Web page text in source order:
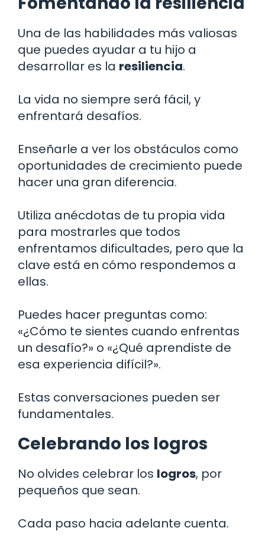
Una de las habilidades más valiosas
que puedes ayudar a tu hijo a
desarrollar es la resiliencia.
La vida no siempre será fácil, y
enfrentará desafíos.
Enseñarle a ver los obstáculos como
oportunidades de crecimiento puede
hacer una gran diferencia.
Utiliza anécdotas de tu propia vida
para mostrarles que todos
enfrentamos dificultades, pero que la
clave está en cómo respondemos a
ellas.
Puedes hacer preguntas como:
«¿Cómo te sientes cuando enfrentas
un desafío?» o «¿Qué aprendiste de
esa experiencia difícil?».
Estas conversaciones pueden ser
fundamentales.
Celebrando los logros
No olvides celebrar los logros, por
pequeños que sean.
Cada paso hacia adelante cuenta.